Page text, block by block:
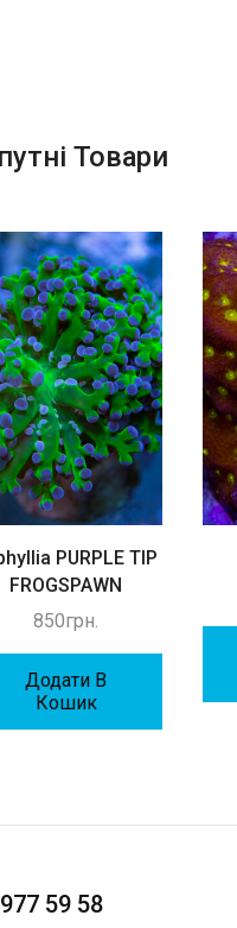
Товари
PURPLE TIP
FROGSPAWN
850грн.
Додати В
Кошик
59 58